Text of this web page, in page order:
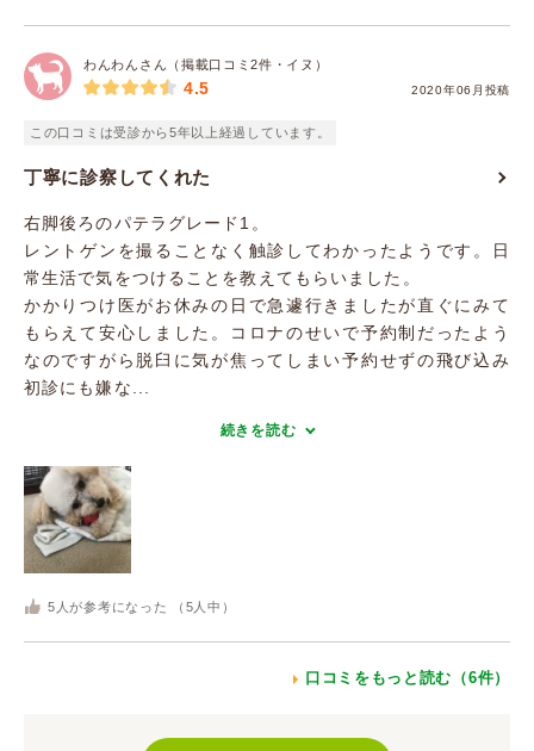
わんわんさん（掲載口コミ2件・イヌ）
2020年06月投稿
4.5
この口コミは受診から5年以上経過しています。
丁寧に診察してくれた
右脚後ろのパテラグレード1。
レントゲンを撮ることなく触診してわかったようです。日
常生活で気をつけることを教えてもらいました。
かかりつけ医がお休みの日で急遽行きましたが直ぐにみて
もらえて安心しました。コロナのせいで予約制だったよう
なのですがら脱臼に気が焦ってしまい予約せずの飛び込み
初診にも嫌な...
続きを読む
5 人が参考になった （ 5 人中）
口コミをもっと読む（6件）